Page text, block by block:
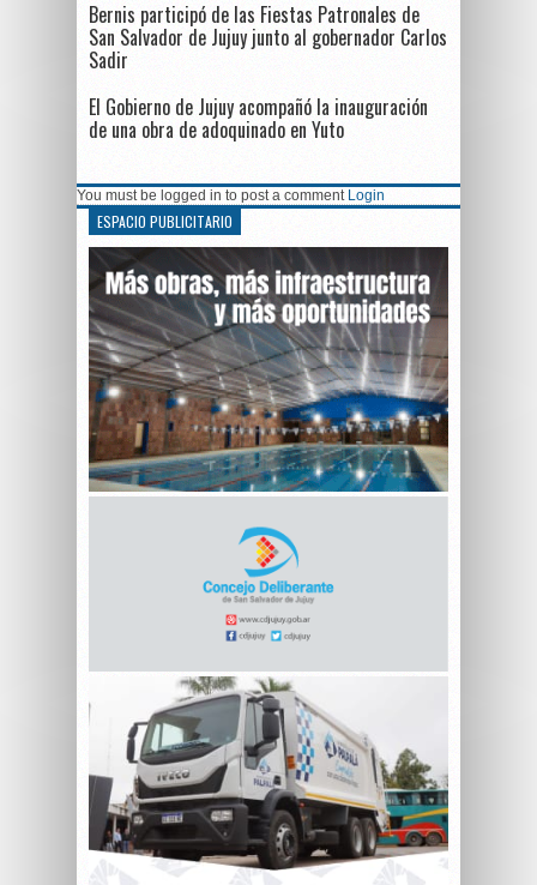
Bernis participó de las Fiestas Patronales de
San Salvador de Jujuy junto al gobernador Carlos
Sadir
El Gobierno de Jujuy acompañó la inauguración
de una obra de adoquinado en Yuto
You must be logged in to post a comment Login
ESPACIO PUBLICITARIO